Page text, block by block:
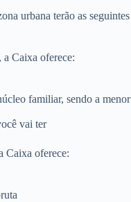
urbana terão as seguintes
, a Caixa oferece:
familiar, sendo a menor
vai ter
Caixa oferece: